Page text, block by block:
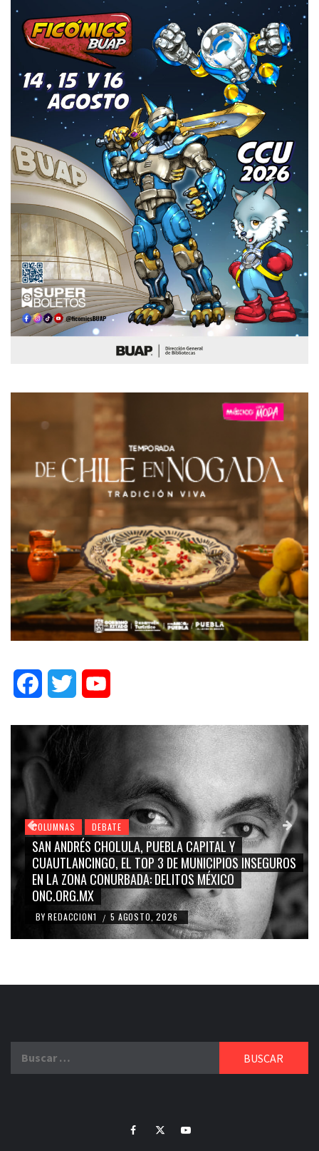
FacebookTwitter
INSEGUROS
COLUMNAS DEBATE
GRACE PALOMARES, NAY SALVATORI,
CARMEN SALINAS “LA CORCHOLATA”,
BLANCO, SILVIA PINAL: LA
RIDICULIZACIÓN DE LA
BY REDACCION1 / 4 AGOSTO, 2026
FacebookTwitterYoutube